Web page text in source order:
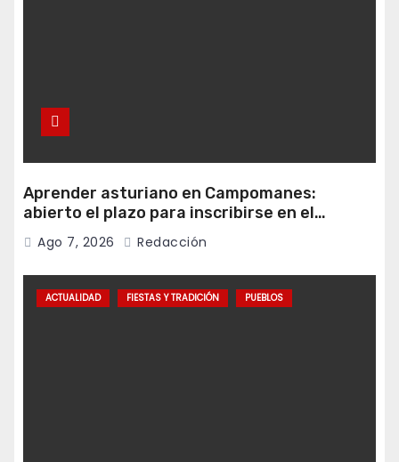
Aprender asturiano en Campomanes:
abierto el plazo para inscribirse en el
programa Falamos
Ago 7, 2026 Redacción
ACTUALIDAD FIESTAS Y TRADICIÓN PUEBLOS